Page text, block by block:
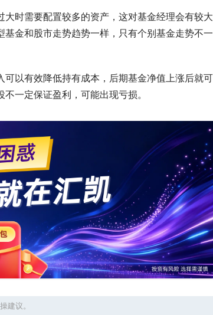
时需要配置较多的资产，这对基金经理会有较
金和股市走势趋势一样，只有个别基金走势不一
以有效降低持有成本，后期基金净值上涨后就
一定保证盈利，可能出现亏损。
建议。